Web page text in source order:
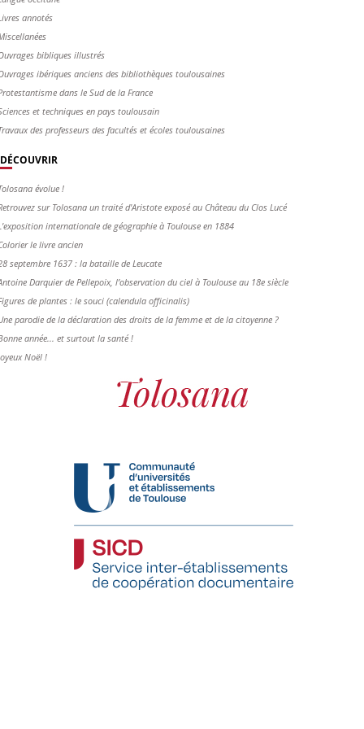
annotés
bibliques illustrés
ibériques anciens des bibliothèques toulousaines
dans le Sud de la France
et techniques en pays toulousain
des professeurs des facultés et écoles toulousaines
DÉCOUVRIR
évolue !
sur Tolosana un traité d'Aristote exposé au Château du Clos Lucé
internationale de géographie à Toulouse en 1884
le livre ancien
septembre 1637 : la bataille de Leucate
Darquier de Pellepoix, l’observation du ciel à Toulouse au 18e siècle
de plantes : le souci (calendula officinalis)
parodie de la déclaration des droits de la femme et de la citoyenne ?
année... et surtout la santé !
Noël !